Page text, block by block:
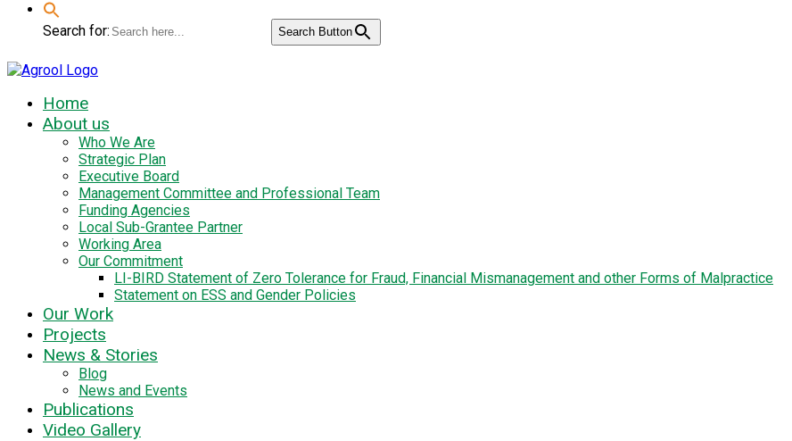
Search for: Search Button
Home
About us
Who We Are
Strategic Plan
Executive Board
Management Committee and Professional Team
Funding Agencies
Local Sub-Grantee Partner
Working Area
Our Commitment
LI-BIRD Statement of Zero Tolerance for Fraud, Financial Mismanagement and other Forms of Malpractice
Statement on ESS and Gender Policies
Our Work
Projects
News & Stories
Blog
News and Events
Publications
Video Gallery